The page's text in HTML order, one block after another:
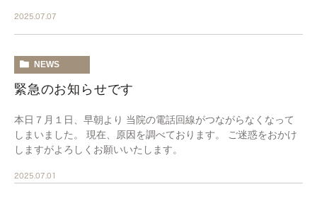
2025.07.07
NEWS
緊急のお知らせです
本日７月１日、早朝より 当院の電話回線がつながらなくなって
しまいました。 現在、原因を調べております。 ご迷惑をおかけ
しますがよろしくお願いいたします。
2025.07.01